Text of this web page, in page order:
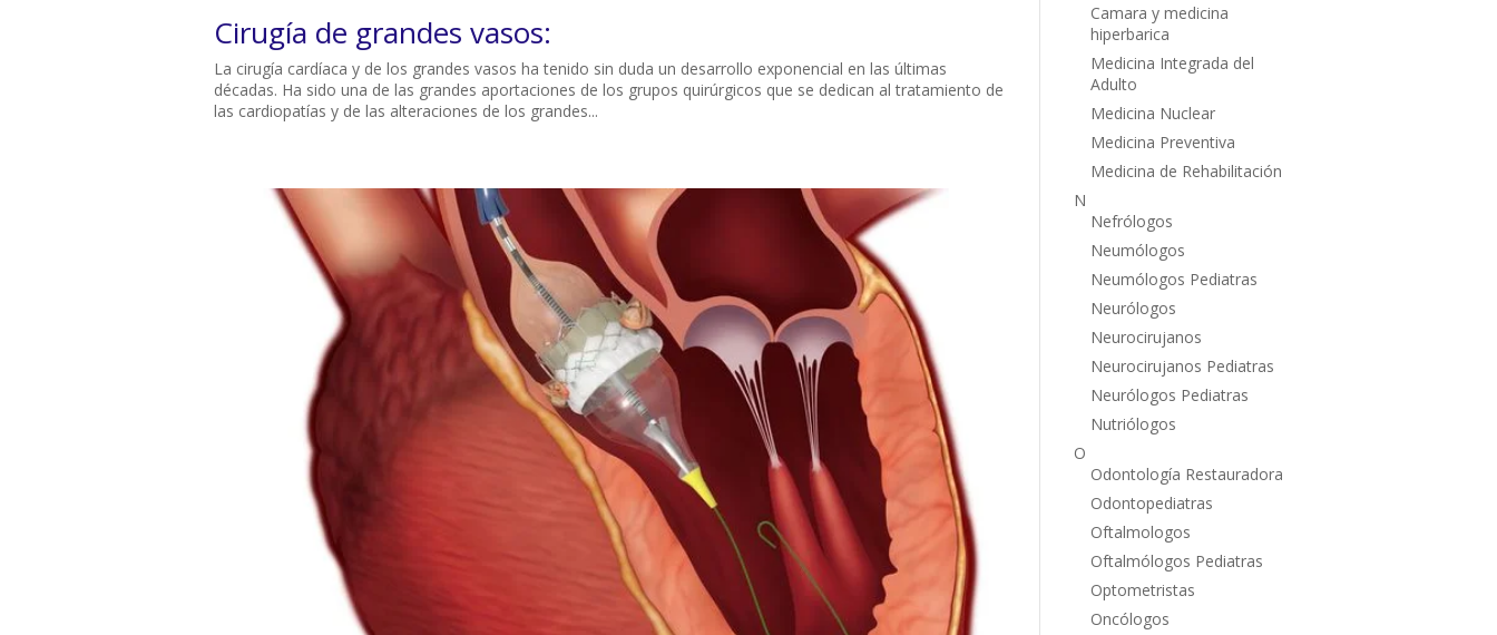
Cirugía de grandes vasos:
La cirugía cardíaca y de los grandes vasos ha tenido sin duda un desarrollo exponencial en las últimas
décadas. Ha sido una de las grandes aportaciones de los grupos quirúrgicos que se dedican al tratamiento de
las cardiopatías y de las alteraciones de los grandes...
Camara y medicina
hiperbarica
Medicina Integrada del
Adulto
Medicina Nuclear
Medicina Preventiva
Medicina de Rehabilitación
N
Nefrólogos
Neumólogos
Neumólogos Pediatras
Neurólogos
Neurocirujanos
Neurocirujanos Pediatras
Neurólogos Pediatras
Nutriólogos
O
Odontología Restauradora
Odontopediatras
Oftalmologos
Oftalmólogos Pediatras
Optometristas
Oncólogos